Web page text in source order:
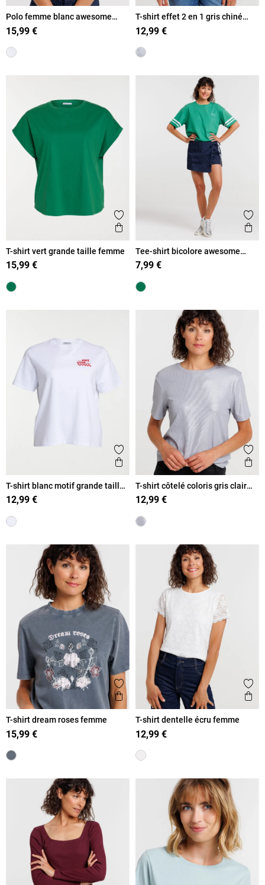
Polo femme blanc awesome
today
15,99 €
T-shirt effet 2 en 1 gris chiné
femme
12,99 €
Ajouter aux favoris
Aperçu rapide
T-shirt vert grande taille femme
15,99 €
Tee-shirt bicolore awesome
today femme
7,99 €
Ajouter aux favoris
Aperçu rapide
T-shirt blanc motif grande taille
femme
12,99 €
T-shirt côtelé coloris gris clair
femme
12,99 €
Ajouter aux favoris
Aperçu rapide
T-shirt dream roses femme
15,99 €
T-shirt dentelle écru femme
12,99 €